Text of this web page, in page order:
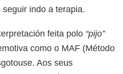
indo a terapia.
feita polo “pijo”
como o MAF (Método
Aos seus